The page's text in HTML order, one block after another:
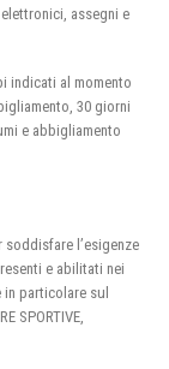
assegni e
indicati al momento
30 giorni
e abbigliamento
l’esigenze
e abilitati nei
particolare sul
SPORTIVE,